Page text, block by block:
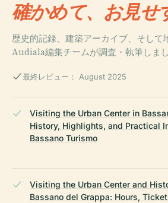
確かめて、お見せ
歴史的記録、建築アーカイブ、そして
Audiala編集チームが調査・執筆しまし
最終レビュー： August 2025
Visiting the Urban Center in
History, Highlights, and Practical
Bassano Turismo
Visiting the Urban Center and
Bassano del Grappa: Hours,